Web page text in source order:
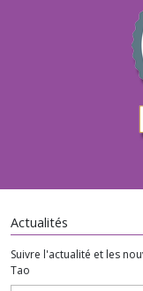
Actualités
Suivre l'actualité et les
Tao